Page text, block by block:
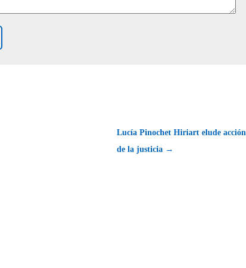
Lucía Pinochet Hiriart elude acción
de la justicia →